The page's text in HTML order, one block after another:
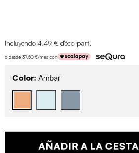
Incluyendo 4,49 € d'éco-part.
o desde 37,50 €/mes con
Color: Ambar
AÑADIR A LA CESTA